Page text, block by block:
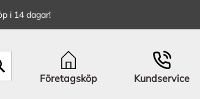
i 14 dagar!
Företagsköp Kundservice